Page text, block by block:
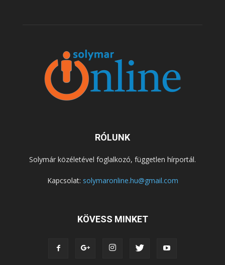
RÓLUNK
Solymár közéletével foglalkozó, független hírportál.
Kapcsolat: solymaronline.hu@gmail.com
KÖVESS MINKET